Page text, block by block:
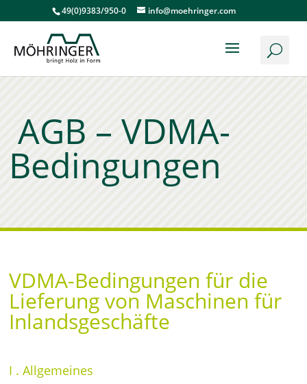
49(0)9383/950-0 info@moehringer.com
AGB – VDMA-
Bedingungen
VDMA-Bedingungen für die
Lieferung von Maschinen für
Inlandsgeschäfte
I . Allgemeines